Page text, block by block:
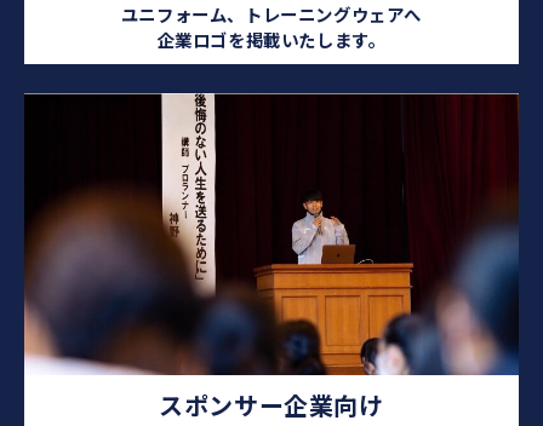
ユニフォーム、トレーニングウェアへ
企業ロゴを掲載いたします。
スポンサー企業向け